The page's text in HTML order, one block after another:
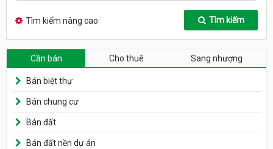
Tìm kiếm nâng cao Tìm kiếm
Cần bán Cho thuê Sang nhượng
Bán biệt thự
Bán chung cư
Bán đất
Bán đất nền dự án